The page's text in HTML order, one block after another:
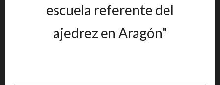
escuela referente del
ajedrez en Aragón"